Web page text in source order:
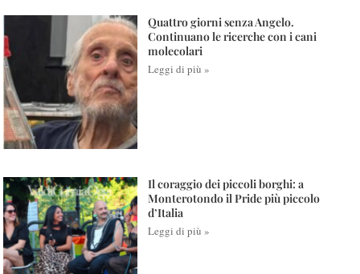
Quattro giorni senza Angelo.
Continuano le ricerche con i cani
molecolari
Leggi di più »
Il coraggio dei piccoli borghi: a
Monterotondo il Pride più piccolo
d’Italia
Leggi di più »